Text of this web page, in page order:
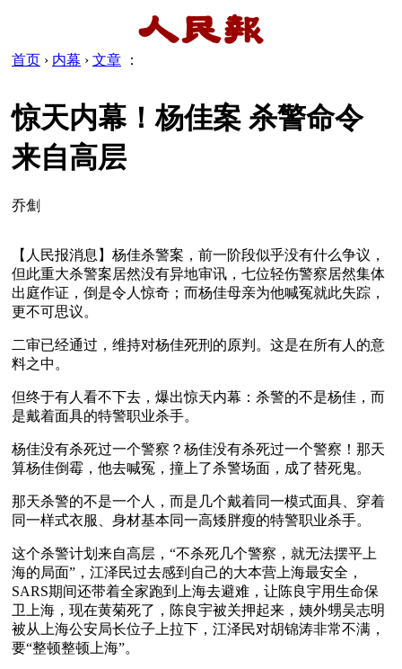
首页 › 内幕 › 文章 ：
惊天内幕！杨佳案 杀警命令
来自高层
乔劁
【人民报消息】杨佳杀警案，前一阶段似乎没有什么争议，
但此重大杀警案居然没有异地审讯，七位轻伤警察居然集体
出庭作证，倒是令人惊奇；而杨佳母亲为他喊冤就此失踪，
更不可思议。
二审已经通过，维持对杨佳死刑的原判。这是在所有人的意
料之中。
但终于有人看不下去，爆出惊天内幕：杀警的不是杨佳，而
是戴着面具的特警职业杀手。
杨佳没有杀死过一个警察？杨佳没有杀死过一个警察！那天
算杨佳倒霉，他去喊冤，撞上了杀警场面，成了替死鬼。
那天杀警的不是一个人，而是几个戴着同一模式面具、穿着
同一样式衣服、身材基本同一高矮胖瘦的特警职业杀手。
这个杀警计划来自高层，“不杀死几个警察，就无法摆平上
海的局面”，江泽民过去感到自己的大本营上海最安全，
SARS期间还带着全家跑到上海去避难，让陈良宇用生命保
卫上海，现在黄菊死了，陈良宇被关押起来，姨外甥吴志明
被从上海公安局长位子上拉下，江泽民对胡锦涛非常不满，
要“整顿整顿上海”。